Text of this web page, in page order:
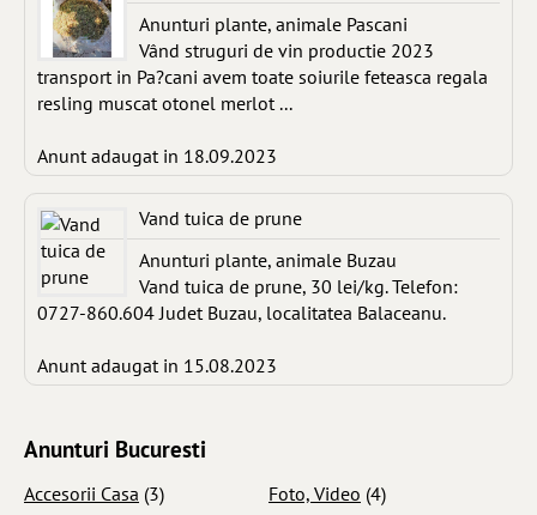
Anunturi plante, animale Pascani
Vând struguri de vin productie 2023
transport in Pa?cani avem toate soiurile feteasca regala
resling muscat otonel merlot ...
Anunt adaugat in 18.09.2023
Vand tuica de prune
Anunturi plante, animale Buzau
Vand tuica de prune, 30 lei/kg. Telefon:
0727-860.604 Judet Buzau, localitatea Balaceanu.
Anunt adaugat in 15.08.2023
Anunturi Bucuresti
Accesorii Casa (3)
Foto, Video (4)